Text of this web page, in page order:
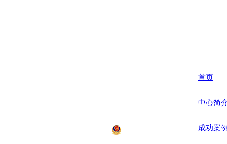
首页
中心简
成功案
联系方式
地址：杭州市萧山